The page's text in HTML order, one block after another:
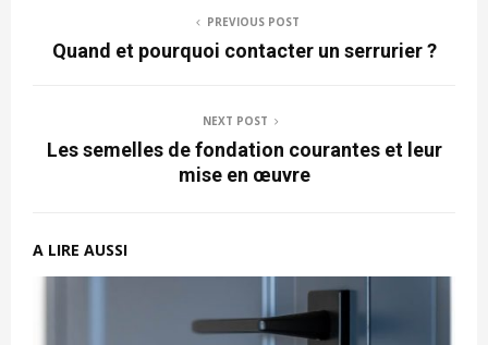
PREVIOUS POST
Quand et pourquoi contacter un serrurier ?
NEXT POST
Les semelles de fondation courantes et leur
mise en œuvre
A LIRE AUSSI